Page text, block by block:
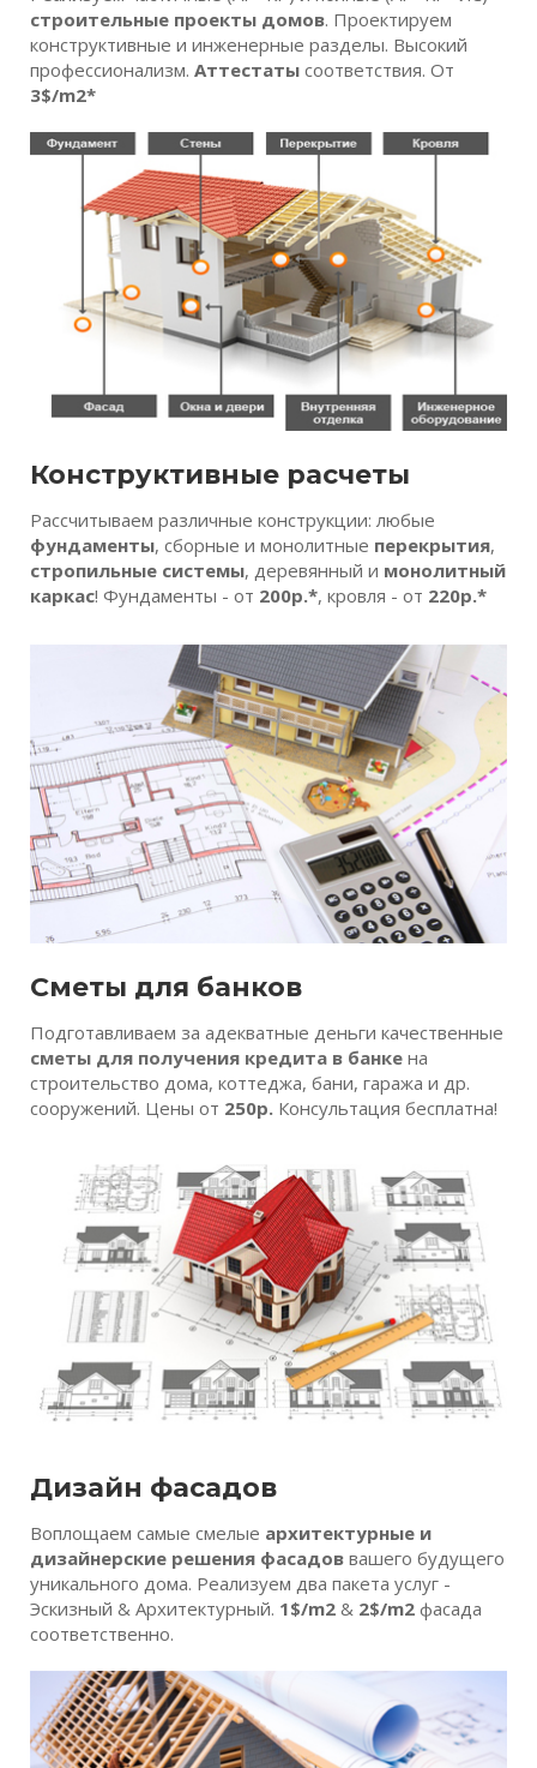
строительные проекты домов. Проектируем
конструктивные и инженерные разделы. Высокий
профессионализм. Аттестаты соответствия. От
3$/m2*
Конструктивные расчеты
Рассчитываем различные конструкции: любые
фундаменты, сборные и монолитные перекрытия,
стропильные системы, деревянный и монолитный
каркас! Фундаменты - от 200р.*, кровля - от 220р.*
Сметы для банков
Подготавливаем за адекватные деньги качественные
сметы для получения кредита в банке на
строительство дома, коттеджа, бани, гаража и др.
сооружений. Цены от 250р. Консультация бесплатна!
Дизайн фасадов
Воплощаем самые смелые архитектурные и
дизайнерские решения фасадов вашего будущего
уникального дома. Реализуем два пакета услуг -
Эскизный & Архитектурный. 1$/m2 & 2$/m2 фасада
соответственно.